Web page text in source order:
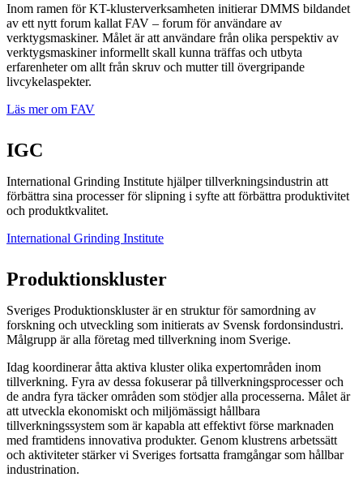
Inom ramen för KT-klusterverksamheten initierar DMMS bildandet
av ett nytt forum kallat FAV – forum för användare av
verktygsmaskiner. Målet är att användare från olika perspektiv av
verktygsmaskiner informellt skall kunna träffas och utbyta
erfarenheter om allt från skruv och mutter till övergripande
livcykelaspekter.
Läs mer om FAV
IGC
International Grinding Institute hjälper tillverkningsindustrin att
förbättra sina processer för slipning i syfte att förbättra produktivitet
och produktkvalitet.
International Grinding Institute
Produktionskluster
Sveriges Produktionskluster är en struktur för samordning av
forskning och utveckling som initierats av Svensk fordonsindustri.
Målgrupp är alla företag med tillverkning inom Sverige.
Idag koordinerar åtta aktiva kluster olika expertområden inom
tillverkning. Fyra av dessa fokuserar på tillverkningsprocesser och
de andra fyra täcker områden som stödjer alla processerna. Målet är
att utveckla ekonomiskt och miljömässigt hållbara
tillverkningssystem som är kapabla att effektivt förse marknaden
med framtidens innovativa produkter. Genom klustrens arbetssätt
och aktiviteter stärker vi Sveriges fortsatta framgångar som hållbar
industrination.